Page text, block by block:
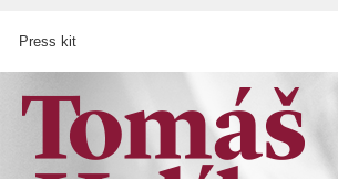
Press kit